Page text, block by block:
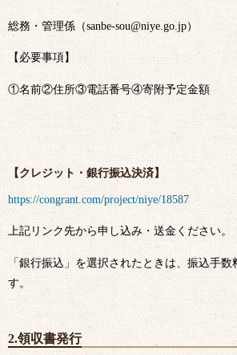
総務・管理係（sanbe-sou@niye.go.jp）
【必要事項】
①名前②住所③電話番号④寄附予定金額
【クレジット・銀行振込決済】
https://congrant.com/project/niye/18587
上記リンク先から申し込み・送金ください。
「銀行振込」を選択されたときは、振込手数
す。
2.領収書発行